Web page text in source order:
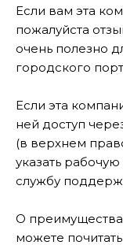
Если вам эта
пожалуйста
очень полезно
городского
Если эта
ней доступ
(в верхнем
указать
службу
О
можете